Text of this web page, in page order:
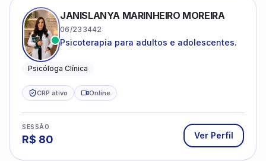
JANISLANYA MARINHEIRO MOREIRA
06/233442
Psicoterapia para adultos e adolescentes.
Psicóloga Clínica
CRP ativo Online
SESSÃO
R$ 80 Ver Perfil